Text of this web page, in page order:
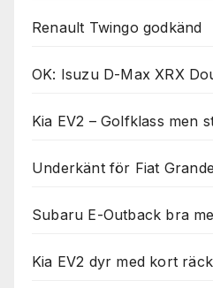
Renault Twingo godkänd
OK: Isuzu D-Max XRX
Kia EV2 – Golfklass men
Underkänt för Fiat
Subaru E-Outback bra
Kia EV2 dyr med kort